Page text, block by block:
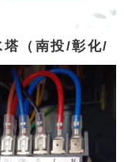
塔（南投/彰化/
台中)